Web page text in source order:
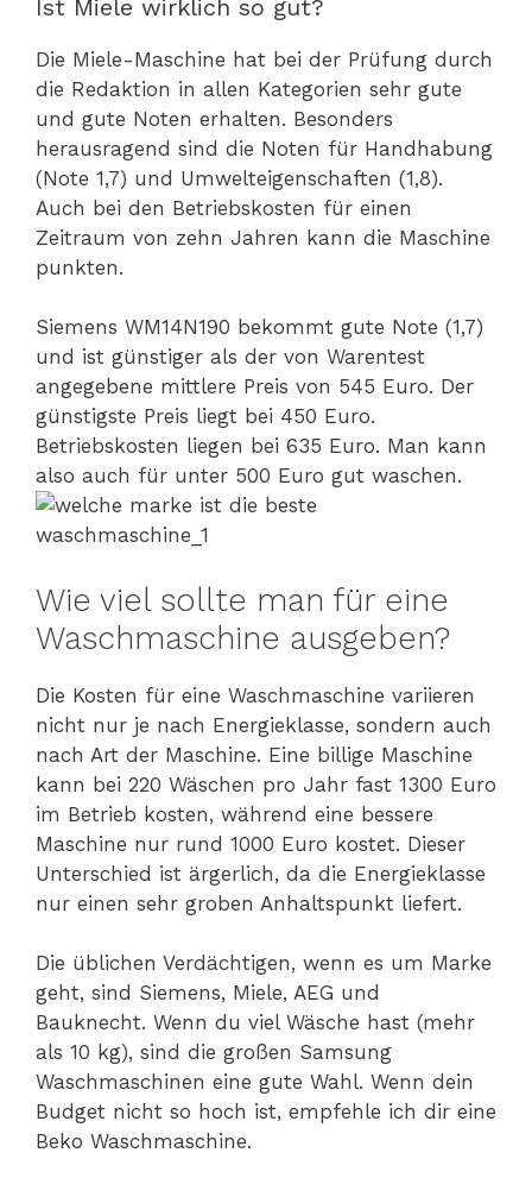
Ist Miele wirklich so gut?
Die Miele-Maschine hat bei der Prüfung durch
die Redaktion in allen Kategorien sehr gute
und gute Noten erhalten. Besonders
herausragend sind die Noten für Handhabung
(Note 1,7) und Umwelteigenschaften (1,8).
Auch bei den Betriebskosten für einen
Zeitraum von zehn Jahren kann die Maschine
punkten.
Siemens WM14N190 bekommt gute Note (1,7)
und ist günstiger als der von Warentest
angegebene mittlere Preis von 545 Euro. Der
günstigste Preis liegt bei 450 Euro.
Betriebskosten liegen bei 635 Euro. Man kann
also auch für unter 500 Euro gut waschen.
Wie viel sollte man für eine
Waschmaschine ausgeben?
Die Kosten für eine Waschmaschine variieren
nicht nur je nach Energieklasse, sondern auch
nach Art der Maschine. Eine billige Maschine
kann bei 220 Wäschen pro Jahr fast 1300 Euro
im Betrieb kosten, während eine bessere
Maschine nur rund 1000 Euro kostet. Dieser
Unterschied ist ärgerlich, da die Energieklasse
nur einen sehr groben Anhaltspunkt liefert.
Die üblichen Verdächtigen, wenn es um Marke
geht, sind Siemens, Miele, AEG und
Bauknecht. Wenn du viel Wäsche hast (mehr
als 10 kg), sind die großen Samsung
Waschmaschinen eine gute Wahl. Wenn dein
Budget nicht so hoch ist, empfehle ich dir eine
Beko Waschmaschine.